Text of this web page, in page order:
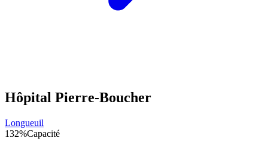
Hôpital Pierre-Boucher
Longueuil
132%Capacité